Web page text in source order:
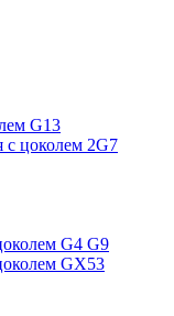
G13
цоколем 2G7
G4 G9
GX53